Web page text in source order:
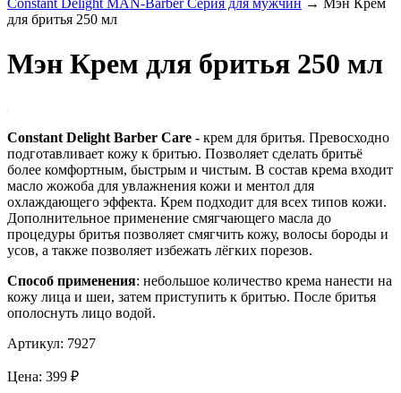
Constant Delight MAN-Barber Серия для мужчин → Мэн Крем
для бритья 250 мл
Мэн Крем для бритья 250 мл
Constant Delight Barber Care - крем для бритья. Превосходно
подготавливает кожу к бритью. Позволяет сделать бритьё
более комфортным, быстрым и чистым. В состав крема входит
масло жожоба для увлажнения кожи и ментол для
охлаждающего эффекта. Крем подходит для всех типов кожи.
Дополнительное применение смягчающего масла до
процедуры бритья позволяет смягчить кожу, волосы бороды и
усов, а также позволяет избежать лёгких порезов.
Способ применения: небольшое количество крема нанести на
кожу лица и шеи, затем приступить к бритью. После бритья
ополоснуть лицо водой.
Артикул: 7927
Цена: 399 ₽